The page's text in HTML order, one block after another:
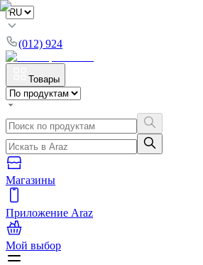
(012) 924
Товары
Магазины
Приложение Araz
Мой выбор